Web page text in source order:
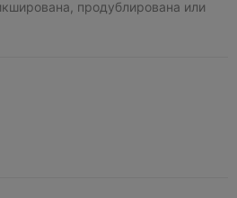
продублирована или